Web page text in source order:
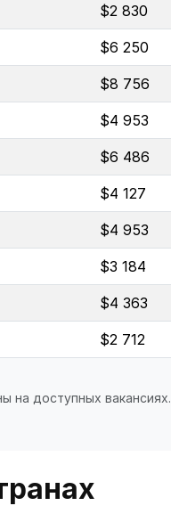
$2 830
$6 250
$8 756
$4 953
$6 486
$4 127
$4 953
$3 184
$4 363
$2 712
на доступных вакансиях.